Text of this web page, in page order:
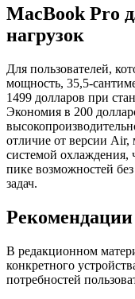
MacBook Pro
нагрузок
Для пользователей,
мощность, 35,5-
1499 долларов при
Экономия в 200
отличие от версии Air,
системой охлаждения,
пике возможностей
задач.
В редакционном
конкретного
потребностей